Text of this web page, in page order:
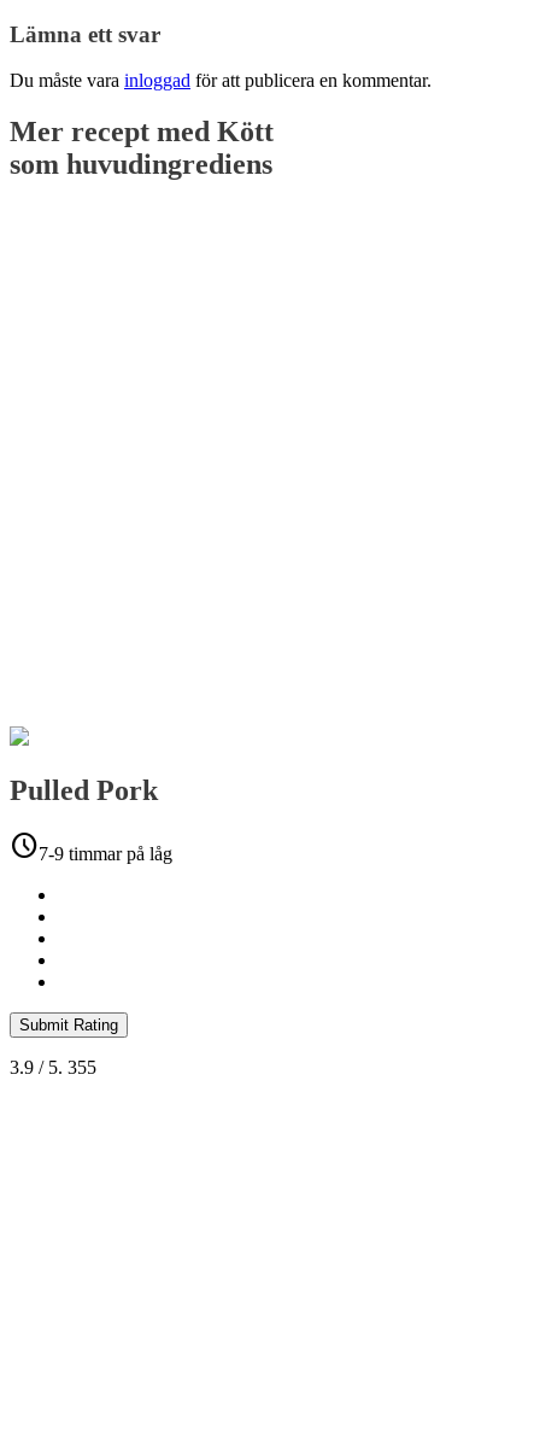
Lämna ett svar
Du måste vara inloggad för att publicera en kommentar.
Mer recept med Kött
som huvudingrediens
Pulled Pork
schedule7-9 timmar på låg
Submit Rating
3.9 / 5. 355